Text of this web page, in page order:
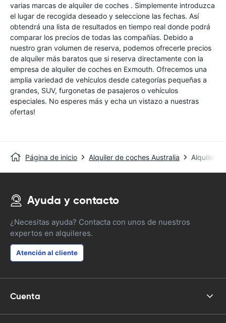
varias marcas de alquiler de coches . Simplemente introduzca
el lugar de recogida deseado y seleccione las fechas. Así
obtendrá una lista de resultados en tiempo real donde podrá
comparar los precios de todas las compañías. Debido a
nuestro gran volumen de reserva, podemos ofrecerle precios
de alquiler más baratos que si reserva directamente con la
empresa de alquiler de coches en Exmouth. Ofrecemos una
amplia variedad de vehículos desde categorías pequeñas a
grandes, SUV, furgonetas de pasajeros o vehículos
especiales. No esperes más y echa un vistazo a nuestras
ofertas!
Página de inicio Alquiler de coches Australia Alquiler
Ayuda y contacto
¿Necesitas ayuda? Contacta con unos de nuestros
expertos en alquileres.
Atención al cliente
Cuenta